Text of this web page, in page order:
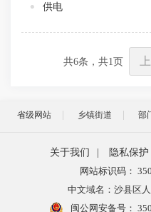
供电
共6条，共1页
省级网站 乡镇街道 部
关于我们 | 隐私保护
网站标识码：
中文域名：沙县区
闽公网安备号：